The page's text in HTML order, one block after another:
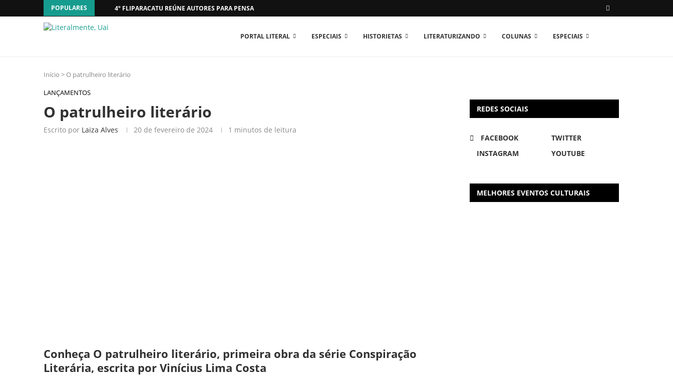
POPULARES 4º FLIPARACATU REÚNE AUTORES PARA PENSAR O MUNDO...
PORTAL LITERAL ESPECIAIS HISTORIETAS LITERATURIZANDO COLUNAS ESPECIAIS
Início > O patrulheiro literário
LANÇAMENTOS
O patrulheiro literário
Escrito por Laiza Alves 20 de fevereiro de 2024 1 minutos de leitura
Conheça O patrulheiro literário, primeira obra da série Conspiração
Literária, escrita por Vinícius Lima Costa
REDES SOCIAIS
FACEBOOK
TWITTER
INSTAGRAM
YOUTUBE
MELHORES EVENTOS CULTURAIS